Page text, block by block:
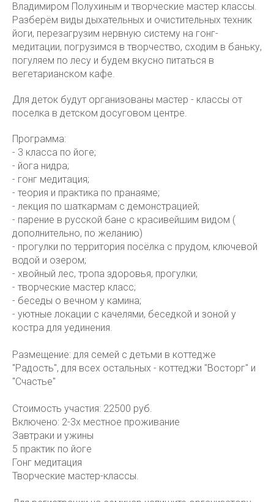
Владимиром Полухиным и творческие мастер классы.
Разберём виды дыхательных и очистительных техник
йоги, перезагрузим нервную систему на гонг-
медитации, погрузимся в творчество, сходим в баньку,
погуляем по лесу и будем вкусно питаться в
вегетарианском кафе.
Для деток будут организованы мастер - классы от
поселка в детском досуговом центре.
Программа:
- 3 класса по йоге;
- йога нидра;
- гонг медитация;
- теория и практика по пранаяме;
- лекция по шаткармам с демонстрацией;
- парение в русской бане с красивейшим видом (
дополнительно, по желанию)
- прогулки по территория посёлка с прудом, ключевой
водой и озером;
- хвойный лес, тропа здоровья, прогулки;
- творческие мастер класс;
- беседы о вечном у камина;
- уютные локации с качелями, беседкой и зоной у
костра для уединения.
Размещение: для семей с детьми в коттедже
"Радость", для всех остальных - коттеджи "Восторг" и
"Счастье"
Стоимость участия: 22500 руб.
Включено: 2-3х местное проживание
Завтраки и ужины
5 практик по йоге
Гонг медитация
Творческие мастер-классы.